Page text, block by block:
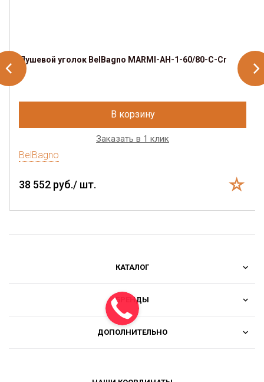
Душевой уголок BelBagno MARMI-AH-1-60/80-C-Cr
В корзину
Заказать в 1 клик
BelBagno
38 552 руб./ шт.
КАТАЛОГ
БРЕНДЫ
ДОПОЛНИТЕЛЬНО